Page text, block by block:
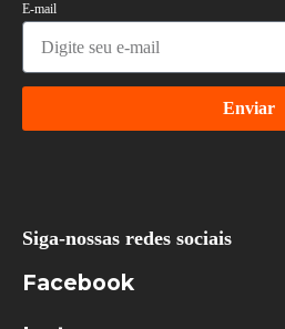
E-mail
Enviar
Siga-nossas redes sociais
Facebook